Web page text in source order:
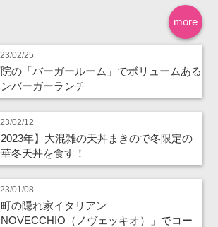
more
02/25
の「バーガールーム」でボリュームある
バーガーランチ
02/12
2023年】大混雑の天丼まきので冬限定の
冬天丼を食す！
01/08
の隠れ家イタリアン
NOVECCHIO（ノヴェッキオ）」でコー